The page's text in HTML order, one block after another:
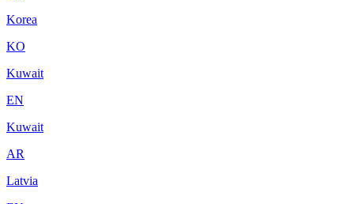
Korea
KO
Kuwait
EN
Kuwait
AR
Latvia